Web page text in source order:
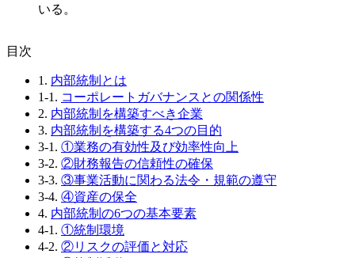
いる。
⽬次
1. 内部統制とは
1-1. コーポレートガバナンスとの関係性
2. 内部統制を構築すべき企業
3. 内部統制を構築する4つの目的
3-1. ①業務の有効性及び効率性向上
3-2. ②財務報告の信頼性の確保
3-3. ③事業活動に関わる法令・規範の遵守
3-4. ④資産の保全
4. 内部統制の6つの基本要素
4-1. ①統制環境
4-2. ②リスクの評価と対応